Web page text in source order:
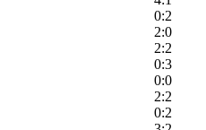
0:2
2:0
2:2
0:3
0:0
2:2
0:2